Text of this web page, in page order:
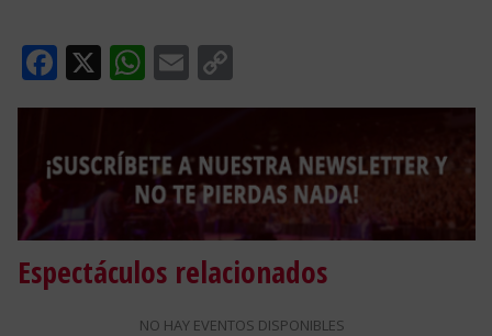
Facebook
X WhatsApp
Email
Copy
Link
Espectáculos relacionados
NO HAY EVENTOS DISPONIBLES